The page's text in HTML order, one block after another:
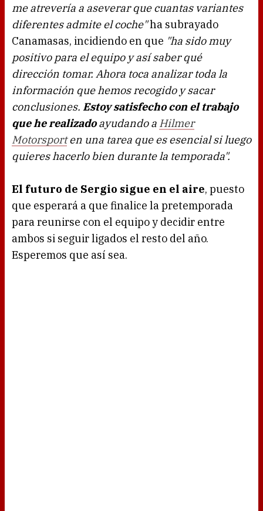
me atrevería a aseverar que cuantas variantes
diferentes admite el coche"ha subrayado
Canamasas, incidiendo en que "ha sido muy
positivo para el equipo y así saber qué
dirección tomar. Ahora toca analizar toda la
información que hemos recogido y sacar
conclusiones. Estoy satisfecho con el trabajo
que he realizadoayudando a Hilmer
Motorsporten una tarea que es esencial si luego
quieres hacerlo bien durante la temporada".
El futuro de Sergio sigue en el aire, puesto
que esperará a que finalice la pretemporada
para reunirse con el equipo y decidir entre
ambos si seguir ligados el resto del año.
Esperemos que así sea.